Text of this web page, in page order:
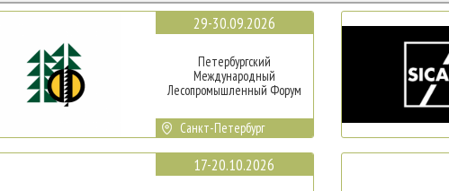
29-30.09.2026
Петербургский
Международный
Лесопромышленный Форум
Санкт-Петербург
17-20.10.2026